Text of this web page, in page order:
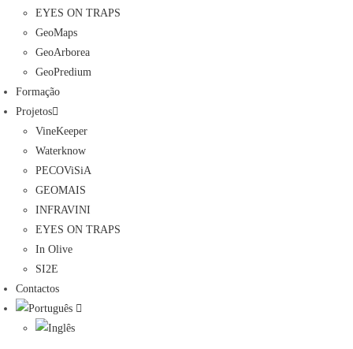
EYES ON TRAPS
GeoMaps
GeoArborea
GeoPredium
Formação
Projetos
VineKeeper
Waterknow
PECOViSiA
GEOMAIS
INFRAVINI
EYES ON TRAPS
In Olive
SI2E
Contactos